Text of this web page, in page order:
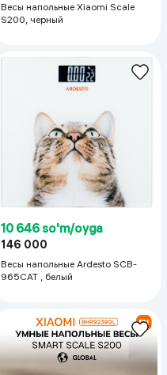
Весы напольные Xiaomi Scale
S200, черный
10 646 so'm/oyga
146 000
Весы напольные Ardesto SCB-
965CAT , белый